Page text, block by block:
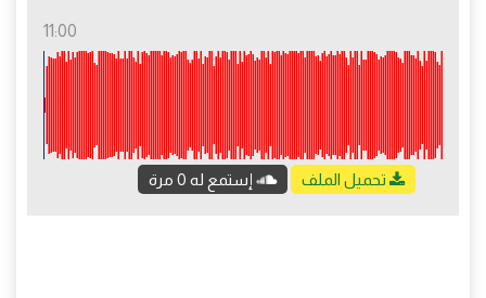
11:00
تحميل الملف إستمع له 0 مرة